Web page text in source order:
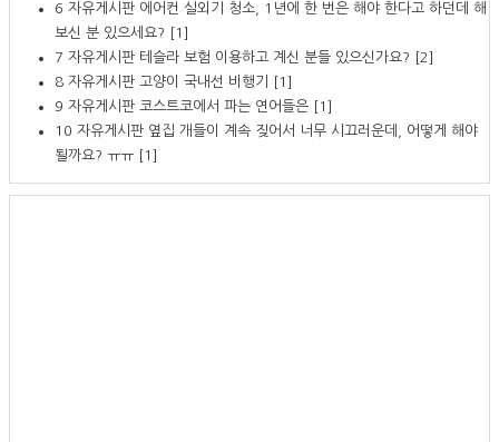
6 자유게시판 에어컨 실외기 청소, 1년에 한 번은 해야 한다고 하던데 해
보신 분 있으세요?
[1]
7 자유게시판 테슬라 보험 이용하고 계신 분들 있으신가요?
[2]
8 자유게시판 고양이 국내선 비행기
[1]
9 자유게시판 코스트코에서 파는 연어들은
[1]
10 자유게시판 옆집 개들이 계속 짖어서 너무 시끄러운데, 어떻게 해야
될까요? ㅠㅠ
[1]